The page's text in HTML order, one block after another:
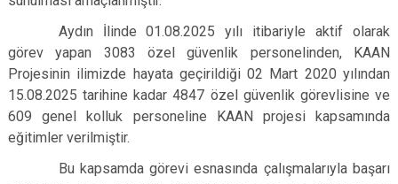
Aydın İlinde 01.08.2025 yılı itibariyle aktif olarak
görev yapan 3083 özel güvenlik personelinden, KAAN
Projesinin ilimizde hayata geçirildiği 02 Mart 2020 yılından
15.08.2025 tarihine kadar 4847 özel güvenlik görevlisine ve
609 genel kolluk personeline KAAN projesi kapsamında
eğitimler verilmiştir.
Bu kapsamda görevi esnasında çalışmalarıyla başarı